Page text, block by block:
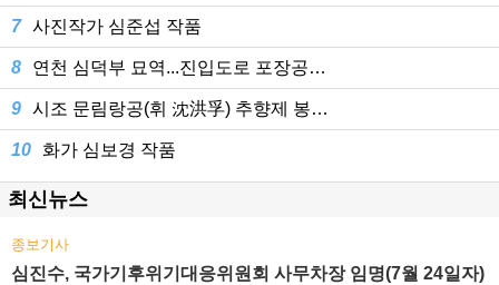
7 사진작가 심준섭 작품
8 연천 심덕부 묘역...진입도로 포장공…
9 시조 문림랑공(휘 沈洪孚) 추향제 봉…
10 화가 심보경 작품
최신뉴스
종보기사
심진수, 국가기후위기대응위원회 사무차장 임명(7월 24일자)